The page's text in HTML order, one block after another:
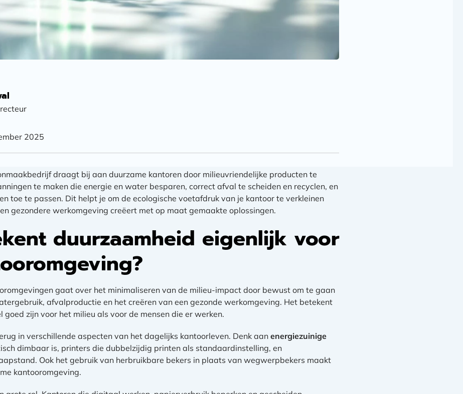
2025
draagt bij aan duurzame kantoren door milieuvriendelijke producten te
te maken die energie en water besparen, correct afval te scheiden en recyclen, en
toe te passen. Dit helpt je om de ecologische voetafdruk van je kantoor te verkleinen
gezondere werkomgeving creëert met op maat gemaakte oplossingen.
duurzaamheid eigenlijk voor
gaat over het minimaliseren van de milieu-impact door bewust om te gaan
afvalproductie en het creëren van een gezonde werkomgeving. Het betekent
goed zijn voor het milieu als voor de mensen die er werken.
in verschillende aspecten van het dagelijks kantoorleven. Denk aanenergiezuinige
dimbaar is, printers die dubbelzijdig printen als standaardinstelling, en
Ook het gebruik van herbruikbare bekers in plaats van wegwerpbekers maakt
kantooromgeving.